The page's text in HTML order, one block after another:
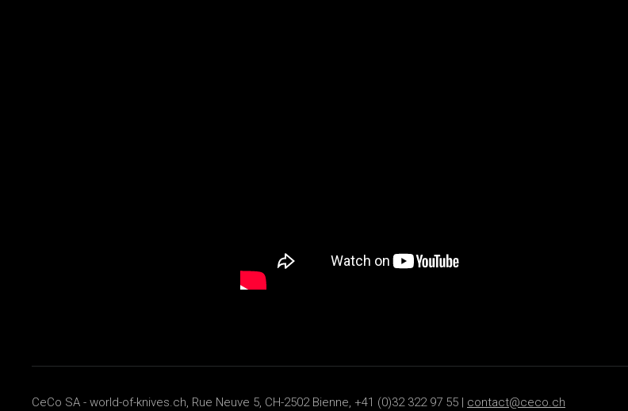
CeCo SA - world-of-knives.ch, Rue Neuve 5, CH-2502 Bienne, +41 (0)32 322 97 55 | contact@ceco.ch